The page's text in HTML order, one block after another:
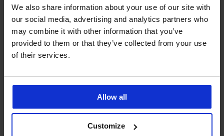
We also share information about your use of our site with
our social media, advertising and analytics partners who
may combine it with other information that you’ve
provided to them or that they’ve collected from your use
of their services.
Allow all
Customize
4,9
Prodloužené zapínání Long
139 Kč
4,8
Textilní ramínka 10 mm Sand
119 Kč
95 Kčkód